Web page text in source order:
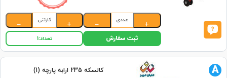
+
عددی
−
+
کارتنی
−
ثبت سفارش تعداد:1
کالسکه 235 ارابه پارچه (1) A